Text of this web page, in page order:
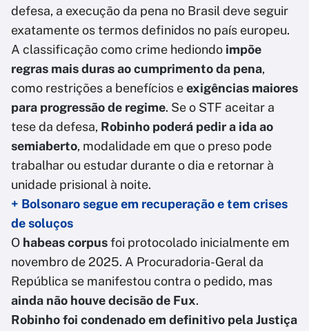
defesa, a execução da pena no Brasil deve seguir
exatamente os termos definidos no país europeu.
A classificação como crime hediondo impõe
regras mais duras ao cumprimento da pena,
como restrições a benefícios eexigências maiores
para progressão de regime. Se o STF aceitar a
tese da defesa, Robinho poderá pedir a ida ao
semiaberto, modalidade em que o preso pode
trabalhar ou estudar durante o dia e retornar à
unidade prisional à noite.
+ Bolsonaro segue em recuperação e tem crises
de soluços
O habeas corpusfoi protocolado inicialmente em
novembro de 2025. A Procuradoria-Geral da
República se manifestou contra o pedido, mas
ainda não houve decisão de Fux.
Robinho foi condenado em definitivo pela Justiça